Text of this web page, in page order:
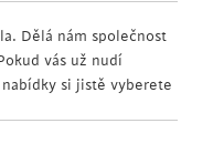
Dělá nám společnost
vás už nudí
si jistě vyberete